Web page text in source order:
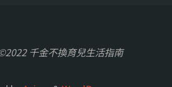
千金不換育兒生活指南